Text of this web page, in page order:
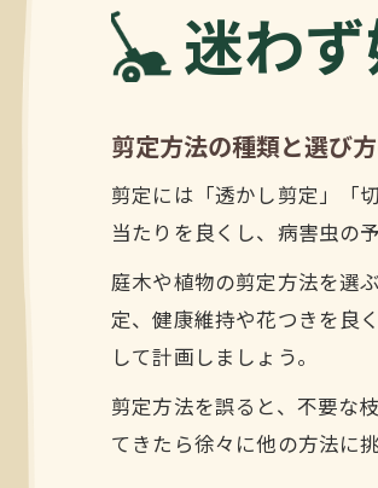
迷わ
剪定方法の種類と選び
剪定には「透かし剪定」「
当たりを良くし、病害虫の
庭木や植物の剪定方法を選
定、健康維持や花つきを良
して計画しましょう。
剪定方法を誤ると、不要な
てきたら徐々に他の方法に